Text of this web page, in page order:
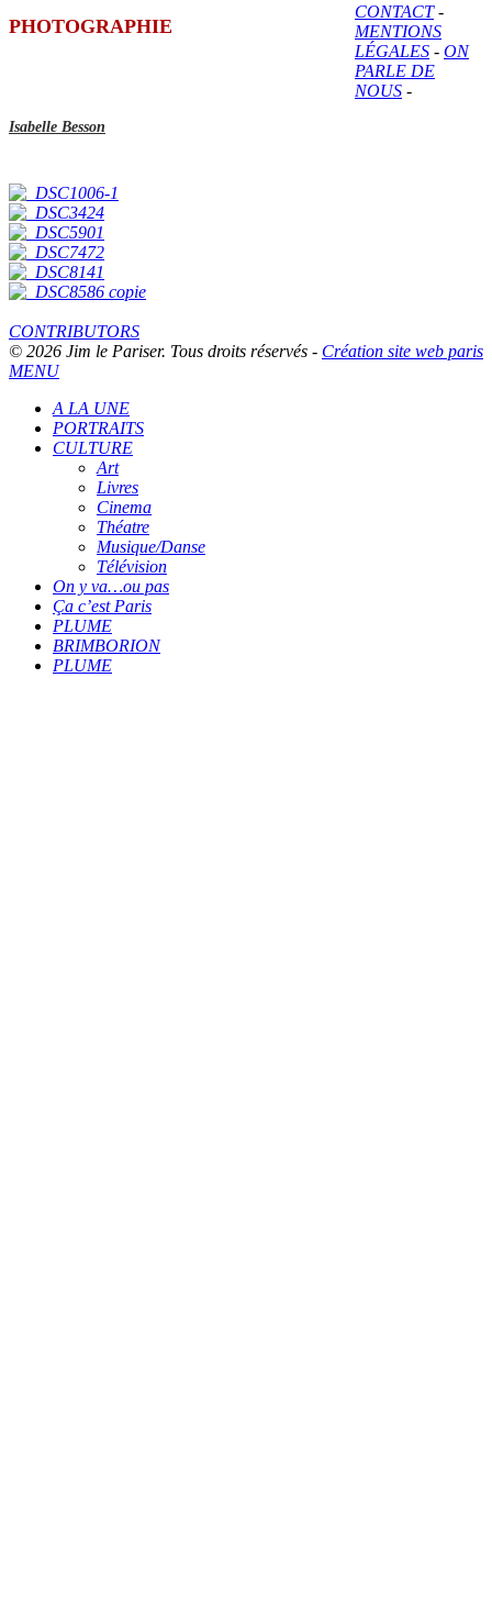
PHOTOGRAPHIE
Isabelle Besson
CONTACT-
MENTIONS
LÉGALES - ON
PARLE DE
NOUS -
CONTRIBUTORS
© 2026 Jim le Pariser. Tous droits réservés - Création site web paris
MENU
A LA UNE
PORTRAITS
CULTURE
Art
Livres
Cinema
Théatre
Musique/Danse
Télévision
On y va…ou pas
Ça c’est Paris
PLUME
BRIMBORION
PLUME